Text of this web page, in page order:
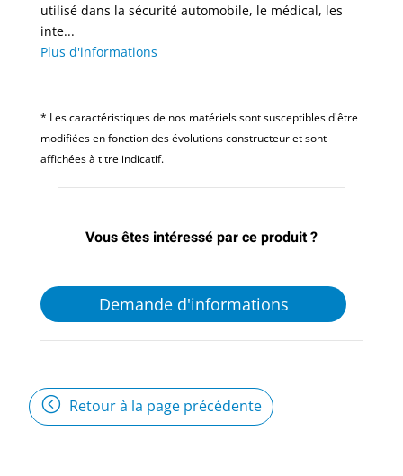
utilisé dans la sécurité automobile, le médical, les
inte...
Plus d'informations
* Les caractéristiques de nos matériels sont susceptibles d'être
modifiées en fonction des évolutions constructeur et sont
affichées à titre indicatif.
Vous êtes intéressé par ce produit ?
Demande d'informations
Retour à la page précédente